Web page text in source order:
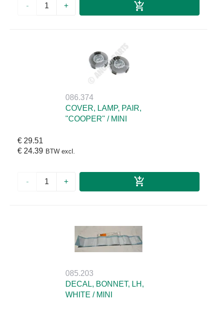
- +
086.374
COVER, LAMP, PAIR,
"COOPER" / MINI
€ 29.51
€ 24.39 BTW excl.
- +
085.203
DECAL, BONNET, LH,
WHITE / MINI